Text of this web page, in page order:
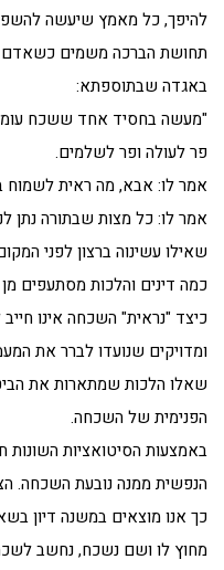
להיפך, כל מאמץ שיעשה
תחושת הברכה משמים כשאדם
באגדה שבתוספתא:
"מעשה בחסיד אחד ששכח עומר
פר לעולה ופר לשלמים.
אמר לו: אבא, מה ראית לשמוח
אמר לו: כל מצות שבתורה נתן
שאילו עשינוה ברצון לפני
כמה דינים והלכות מסתעפים
כיצד "נראית" השכחה אינו
ומדויקים שנועדו לברר את
שאלו הלכות שמתארות את
הפנימית של השכחה.
באמצעות הסיטואציות השונות
הנפשית ממנה נובעת השכחה.
כך אנו מוצאים במשנה דיון
מחוץ לו ושם נשכח, נחשב